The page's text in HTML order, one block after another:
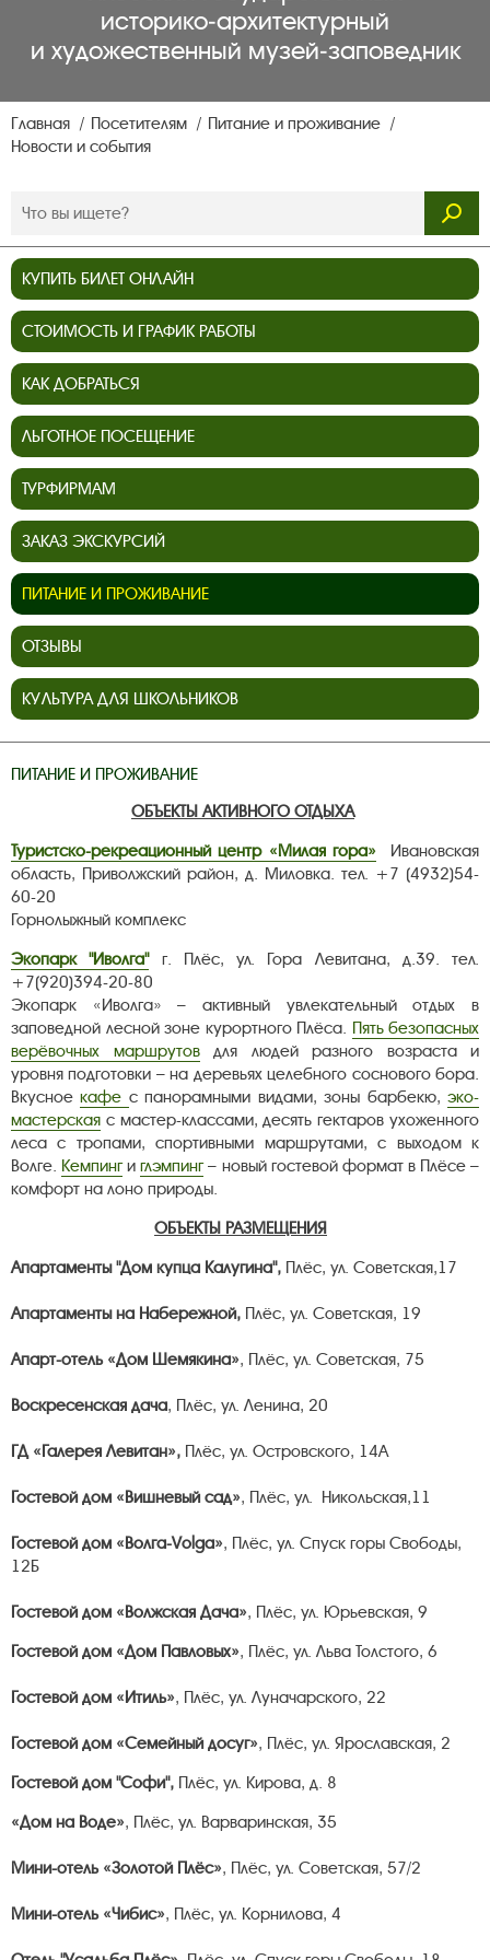
историко‑архитектурный
и художественный музей‑заповедник
Главная Посетителям
Питание и проживание
Новости и события
КУПИТЬ БИЛЕТ ОНЛАЙН
СТОИМОСТЬ И ГРАФИК РАБОТЫ
КАК ДОБРАТЬСЯ
ЛЬГОТНОЕ ПОСЕЩЕНИЕ
ТУРФИРМАМ
ЗАКАЗ ЭКСКУРСИЙ
ПИТАНИЕ И ПРОЖИВАНИЕ
ОТЗЫВЫ
КУЛЬТУРА ДЛЯ ШКОЛЬНИКОВ
ПИТАНИЕ И ПРОЖИВАНИЕ
ОБЪЕКТЫ АКТИВНОГО ОТДЫХА
Туристско-рекреационный центр «Милая гора»
Ивановская
область, Приволжский район, д. Миловка. тел. +7 (4932)54-
60-20
Горнолыжный комплекс
Экопарк "Иволга"г. Плёс, ул. Гора Левитана, д.39. тел.
+7(920)394-20-80
Экопарк «Иволга» – активный увлекательный отдых в
заповедной лесной зоне курортного Плёса. Пять безопасных
верёвочных маршрутовдля людей разного возраста и
уровня подготовки – на деревьях целебного соснового бора.
Вкусноекафе с панорамными видами, зоны барбекю,эко-
мастерская с мастер-классами, десять гектаров ухоженного
леса с тропами, спортивными маршрутами, с выходом к
Волге. Кемпингиглэмпинг– новый гостевой формат в Плёсе –
комфорт на лоно природы.
ОБЪЕКТЫ РАЗМЕЩЕНИЯ
Апартаменты "Дом купца Калугина", Плёс, ул. Советская,17
Апартаменты на Набережной, Плёс, ул. Советская, 19
Апарт-отель «Дом Шемякина», Плёс, ул. Советская, 75
Воскресенская дача, Плёс, ул. Ленина, 20
ГД «Галерея Левитан», Плёс, ул. Островского, 14А
Гостевой дом «Вишневый сад», Плёс, ул. Никольская,11
Гостевой дом «Волга-Volga», Плёс, ул. Спуск горы Свободы,
12Б
Гостевой дом «Волжская Дача», Плёс, ул. Юрьевская, 9
Гостевой дом «Дом Павловых», Плёс, ул. Льва Толстого, 6
Гостевой дом «Итиль», Плёс, ул. Луначарского, 22
Гостевой дом «Семейный досуг», Плёс, ул. Ярославская, 2
Гостевой дом "Софи", Плёс, ул. Кирова, д. 8
«Дом на Воде», Плёс, ул. Варваринская, 35
Мини-отель «Золотой Плёс», Плёс, ул. Советская, 57/2
Мини-отель «Чибис», Плёс, ул. Корнилова, 4